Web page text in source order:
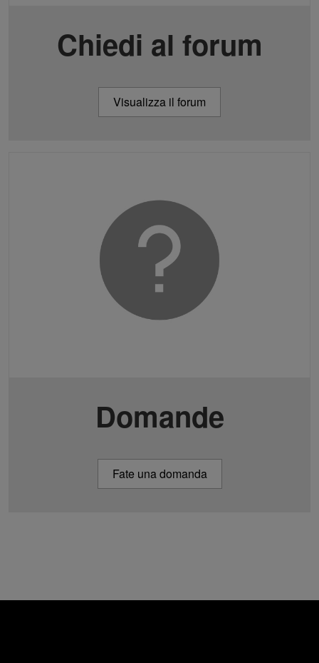
Chiedi al forum
Visualizza il forum
Domande
Fate una domanda